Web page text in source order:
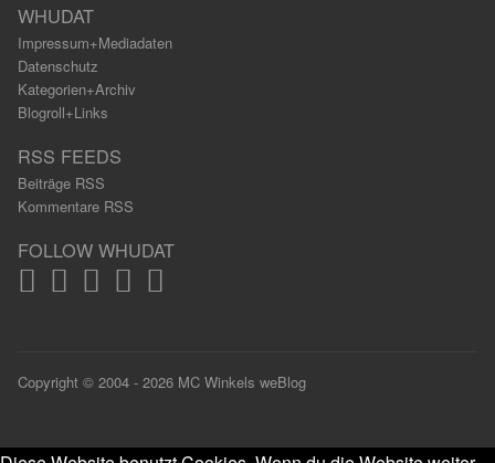
WHUDAT
Impressum+Mediadaten
Datenschutz
Kategorien+Archiv
Blogroll+Links
RSS FEEDS
Beiträge RSS
Kommentare RSS
FOLLOW WHUDAT
Copyright © 2004 - 2026 MC Winkels weBlog